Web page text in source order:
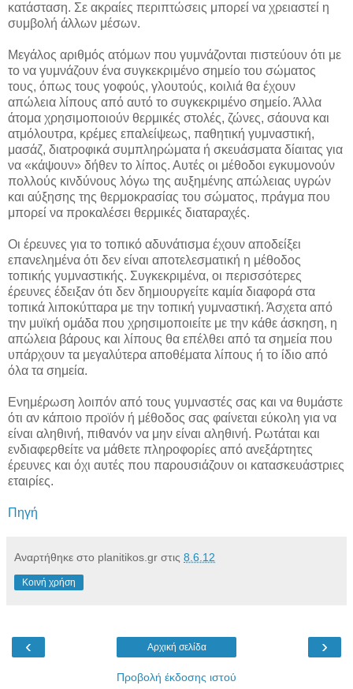
κατάσταση. Σε ακραίες περιπτώσεις μπορεί να χρειαστεί η
συμβολή άλλων μέσων.
Μεγάλος αριθμός ατόμων που γυμνάζονται πιστεύουν ότι με
το να γυμνάζουν ένα συγκεκριμένο σημείο του σώματος
τους, όπως τους γοφούς, γλουτούς, κοιλιά θα έχουν
απώλεια λίπους από αυτό το συγκεκριμένο σημείο. Άλλα
άτομα χρησιμοποιούν θερμικές στολές, ζώνες, σάουνα και
ατμόλουτρα, κρέμες επαλείψεως, παθητική γυμναστική,
μασάζ, διατροφικά συμπληρώματα ή σκευάσματα δίαιτας για
να «κάψουν» δήθεν το λίπος. Αυτές οι μέθοδοι εγκυμονούν
πολλούς κινδύνους λόγω της αυξημένης απώλειας υγρών
και αύξησης της θερμοκρασίας του σώματος, πράγμα που
μπορεί να προκαλέσει θερμικές διαταραχές.
Οι έρευνες για το τοπικό αδυνάτισμα έχουν αποδείξει
επανελημένα ότι δεν είναι αποτελεσματική η μέθοδος
τοπικής γυμναστικής. Συγκεκριμένα, οι περισσότερες
έρευνες έδειξαν ότι δεν δημιουργείτε καμία διαφορά στα
τοπικά λιποκύτταρα με την τοπική γυμναστική. Άσχετα από
την μυϊκή ομάδα που χρησιμοποιείτε με την κάθε άσκηση, η
απώλεια βάρους και λίπους θα επέλθει από τα σημεία που
υπάρχουν τα μεγαλύτερα αποθέματα λίπους ή το ίδιο από
όλα τα σημεία.
Ενημέρωση λοιπόν από τους γυμναστές σας και να θυμάστε
ότι αν κάποιο προϊόν ή μέθοδος σας φαίνεται εύκολη για να
είναι αληθινή, πιθανόν να μην είναι αληθινή. Ρωτάται και
ενδιαφερθείτε να μάθετε πληροφορίες από ανεξάρτητες
έρευνες και όχι αυτές που παρουσιάζουν οι κατασκευάστριες
εταιρίες.
Πηγή
Αναρτήθηκε στο planitikos.gr στις 8.6.12
Κοινή χρήση
‹ ›
Αρχική σελίδα
Προβολή έκδοσης ιστού